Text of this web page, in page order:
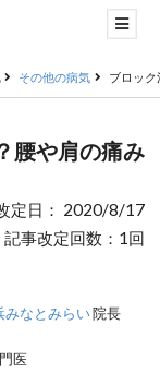
その他の病気 ブロッ
腰や肩の痛み
定日： 2020/8/17
記事改定回数：1回
みなとみらい院長
医